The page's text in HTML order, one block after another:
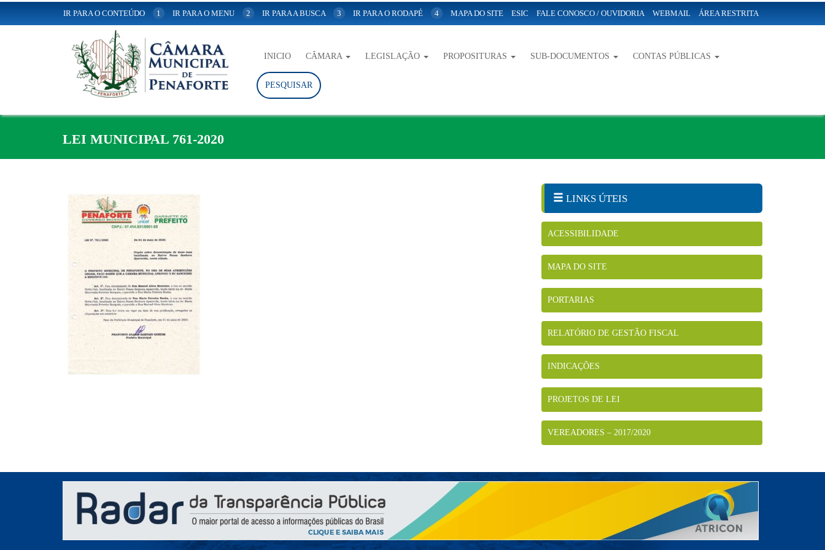
IR PARA O CONTEÚDO 1 IR PARA O MENU 2 IR PARA A BUSCA 3 IR PARA O RODAPÉ 4 MAPA DO SITE ESIC FALE CONOSCO / OUVIDORIA WEBMAIL ÁREA RESTRITA
INICIO CÂMARA LEGISLAÇÃO PROPOSITURAS SUB-DOCUMENTOS CONTAS PÚBLICAS
PESQUISAR
LEI MUNICIPAL 761-2020
LINKS ÚTEIS
ACESSIBILIDADE
MAPA DO SITE
PORTARIAS
RELATÓRIO DE GESTÃO FISCAL
INDICAÇÕES
PROJETOS DE LEI
VEREADORES – 2017/2020